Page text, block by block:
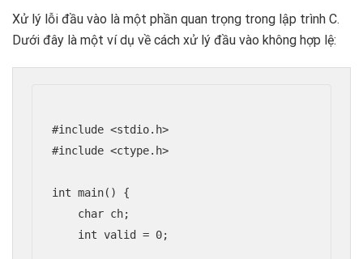
Xử lý lỗi đầu vào là một phần quan trọng trong lập trình C.
Dưới đây là một ví dụ về cách xử lý đầu vào không hợp lệ:
#include <stdio.h>
#include <ctype.h>
int main() {
    char ch;
    int valid = 0;